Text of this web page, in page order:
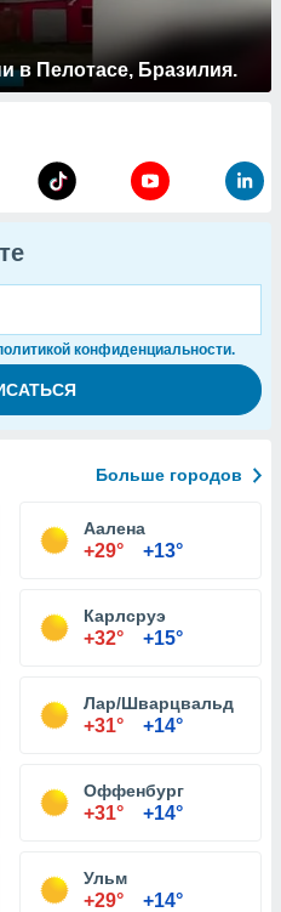
в Пелотасе, Бразилия.
конфиденциальности.
Больше городов
Аалена
+29° +13°
Карлсруэ
+32° +15°
Лар/Шварцвальд
+31° +14°
Оффенбург
+31° +14°
Ульм
+29° +14°